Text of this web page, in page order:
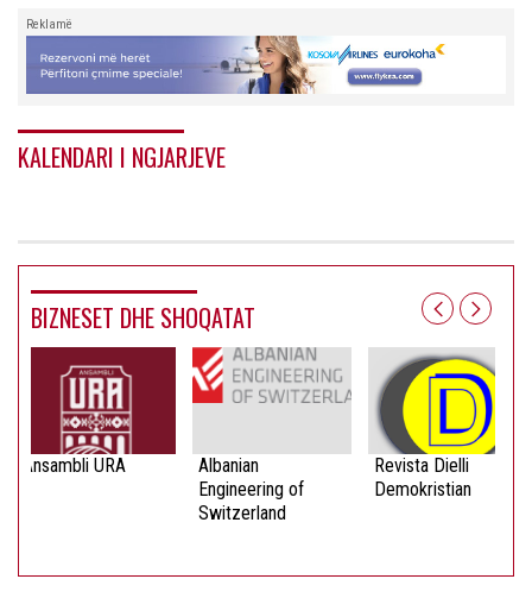
Reklamë
KALENDARI I NGJARJEVE
BIZNESET DHE SHOQATAT
Ansambli URA
Albanian
Engineering of
Switzerland
Revista Dielli
Demokristian